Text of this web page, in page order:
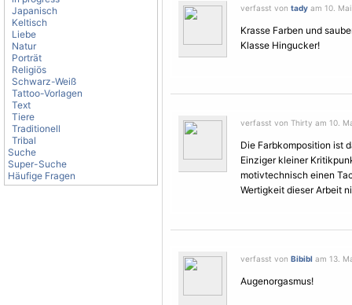
Japanisch
Keltisch
Liebe
Natur
Porträt
Religiös
Schwarz-Weiß
Tattoo-Vorlagen
Text
Tiere
Traditionell
Tribal
Suche
Super-Suche
Häufige Fragen
verfasst von tady am 10.
Krasse Farben und
Klasse Hingucker!
verfasst von Thirty am 10.
Die Farbkomposition ist
Einziger kleiner
motivtechnisch einen
Wertigkeit dieser Arbeit
verfasst von Bibibl am 13.
Augenorgasmus!